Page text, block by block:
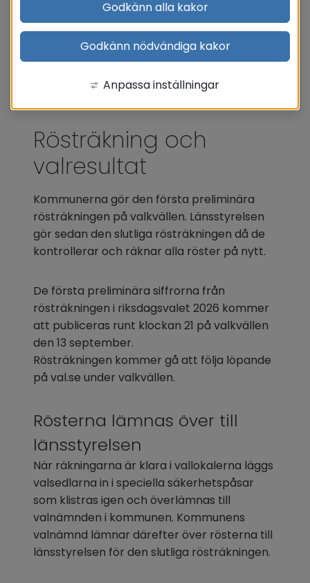
Rösträkning och
valresultat
Kommunerna gör den första preliminära
rösträkningen på valkvällen. Länsstyrelsen
gör sedan den slutliga rösträkningen då de
kontrollerar och räknar alla röster på nytt.
De första preliminära siffrorna från
rösträkningen i riksdagsvalet 2026 kommer
att publiceras runt klockan 21 på valkvällen
den 13 september.
Rösträkningen kommer gå att följa löpande
på val.se under valkvällen.
Rösterna lämnas över till
länsstyrelsen
När räkningarna är klara i vallokalerna läggs
valsedlarna in i speciella säkerhetspåsar
som klistras igen och överlämnas till
valnämnden i kommunen. Kommunens
valnämnd lämnar därefter över rösterna till
länsstyrelsen för den slutliga rösträkningen.
Godkänn alla kakor
Godkänn nödvändiga kakor
Anpassa inställningar